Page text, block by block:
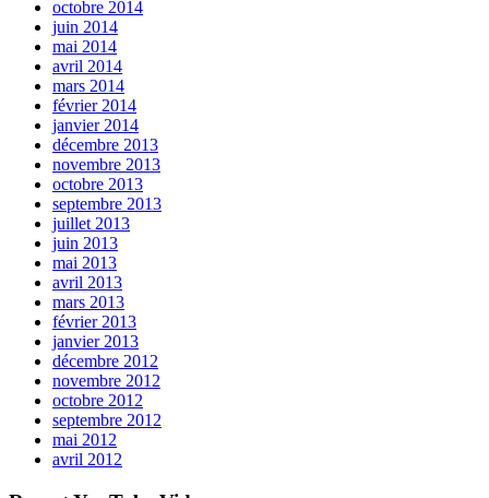
octobre 2014
juin 2014
mai 2014
avril 2014
mars 2014
février 2014
janvier 2014
décembre 2013
novembre 2013
octobre 2013
septembre 2013
juillet 2013
juin 2013
mai 2013
avril 2013
mars 2013
février 2013
janvier 2013
décembre 2012
novembre 2012
octobre 2012
septembre 2012
mai 2012
avril 2012